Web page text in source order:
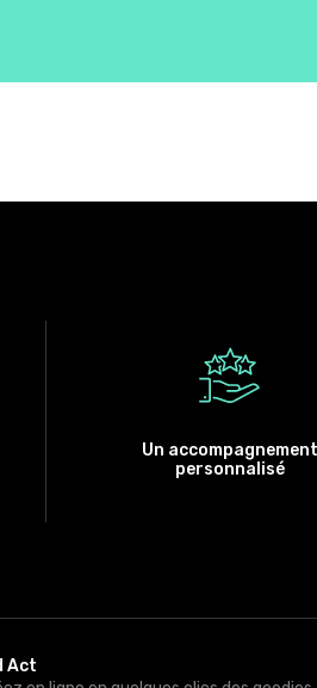
Un accompagnement
personnalisé
Act